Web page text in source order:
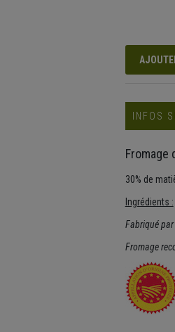
INFOS
Fromage
30% de
Ingrédients :
Fabriqué
Fromage